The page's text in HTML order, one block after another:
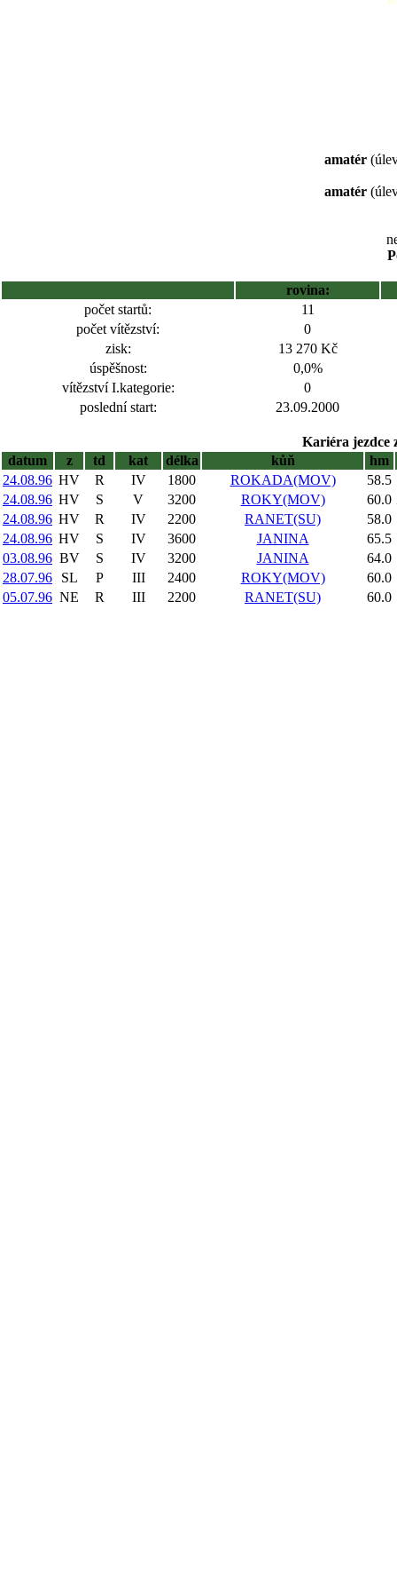
amatér
amatér
rovina:
počet startů:
11
počet vítězství:
0
zisk:
13 270 Kč
úspěšnost:
0,0%
vítězství I.kategorie:
0
poslední start:
23.09.2000
Kariéra jezdce
datum
z td kat délka kůň
hm
24.08.96 HV R IV 1800 ROKADA(MOV)
58.5
24.08.96 HV S V 3200 ROKY(MOV) 60.0
24.08.96 HV R IV 2200 RANET(SU)
58.0
24.08.96 HV S IV 3600 JANINA
65.5
03.08.96 BV S IV 3200 JANINA
64.0
28.07.96
SL P III 2400 ROKY(MOV)
60.0
05.07.96 NE R III 2200 RANET(SU) 60.0